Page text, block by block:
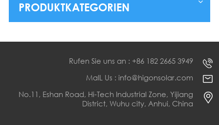
PRODUKTKATEGORIEN
Rufen Sie uns an : +86 182 2665 3949
MaIL Us : info@higonsolar.com
No.11, Eshan Road, Hi-Tech Industrial Zone, Yijiang
District, Wuhu city, Anhui, China